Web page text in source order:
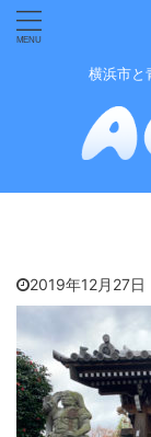
横浜市と
2019年12月27日